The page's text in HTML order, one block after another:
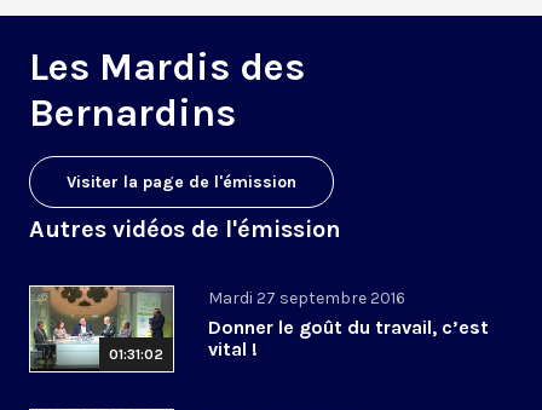
Les Mardis des
Bernardins
Visiter la page de l'émission
Autres vidéos de l'émission
01:31:02
Mardi 27 septembre 2016
Donner le goût du travail, c’est
vital !